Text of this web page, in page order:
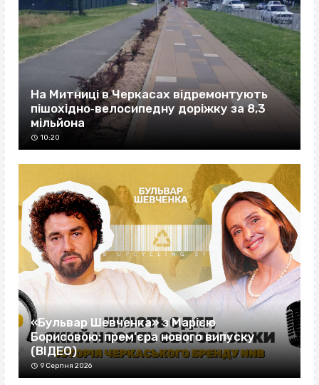
На Митниці в Черкасах відремонтують
пішохідно‐велосипедну доріжку за 8,3
мільйона
10:20
«Бульвар Шевченка» з Марією
Борисовою: прем’єра нового випуску
(ВІДЕО)
9 Серпня 2026